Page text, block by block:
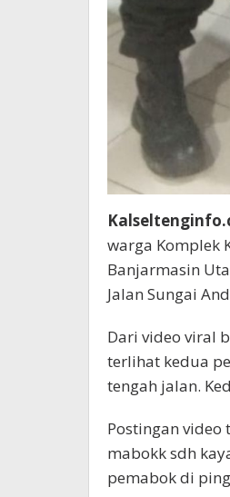
warga Komplek
Banjarmasin
Jalan Sungai
Dari video viral
terlihat kedua
tengah jalan.
Postingan video
mabokk sdh
pemabok di